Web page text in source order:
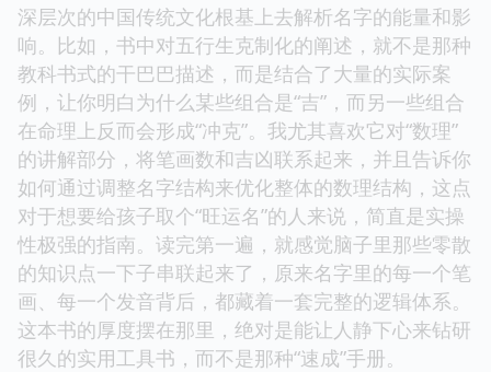
深层次的中国传统文化根基上去解析名字的能量和影
响。比如，书中对五行生克制化的阐述，就不是那种
教科书式的干巴巴描述，而是结合了大量的实际案
例，让你明白为什么某些组合是“吉”，而另一些组合
在命理上反而会形成“冲克”。我尤其喜欢它对“数理”
的讲解部分，将笔画数和吉凶联系起来，并且告诉你
如何通过调整名字结构来优化整体的数理结构，这点
对于想要给孩子取个“旺运名”的人来说，简直是实操
性极强的指南。读完第一遍，就感觉脑子里那些零散
的知识点一下子串联起来了，原来名字里的每一个笔
画、每一个发音背后，都藏着一套完整的逻辑体系。
这本书的厚度摆在那里，绝对是能让人静下心来钻研
很久的实用工具书，而不是那种“速成”手册。